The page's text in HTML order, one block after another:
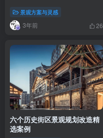
景观方案与灵感
3年前 26
六个历史街区景观规划改造精
选案例